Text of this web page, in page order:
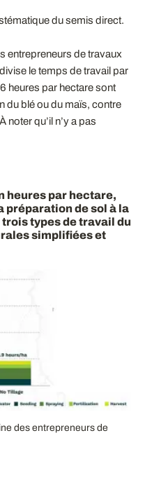
du semis direct.
entrepreneurs de travaux
le temps de travail par
heures par hectare sont
du blé ou du maïs, contre
noter qu’il n’y a pas
heures par hectare,
préparation de sol à la
types de travail du
simplifiées et
des entrepreneurs de